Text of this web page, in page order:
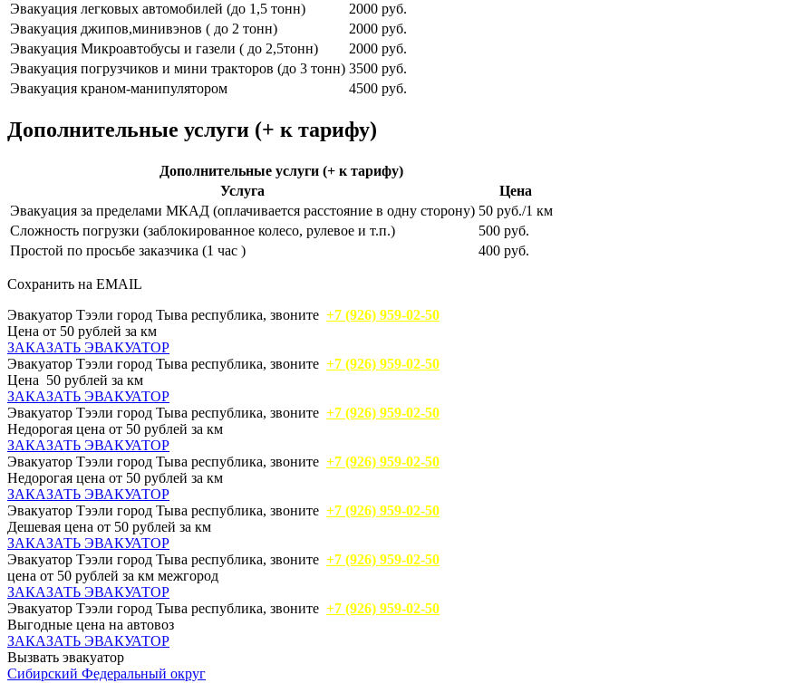
Эвакуация легковых автомобилей (до 1,5 тонн)
2000 руб.
Эвакуация джипов,минивэнов ( до 2 тонн)
2000 руб.
Эвакуация Микроавтобусы и газели ( до 2,5тонн)
2000 руб.
Эвакуация погрузчиков и мини тракторов (до 3 тонн) 3500 руб.
Эвакуация краном-манипулятором
4500 руб.
Дополнительные услуги (+ к тарифу)
Дополнительные услуги (+ к тарифу)
Услуга
Цена
Эвакуация за пределами МКАД (оплачивается расстояние в одну сторону) 50 руб./1 км
Сложность погрузки (заблокированное колесо, рулевое и т.п.)
500 руб.
Простой по просьбе заказчика (1 час )
400 руб.
Сохранить на EMAIL
Эвакуатор Тээли город Тыва республика, звоните +7 (926) 959-02-50
Цена от 50 рублей за км
ЗАКАЗАТЬ ЭВАКУАТОР
Эвакуатор Тээли город Тыва республика, звоните +7 (926) 959-02-50
Цена 50 рублей за км
ЗАКАЗАТЬ ЭВАКУАТОР
Эвакуатор Тээли город Тыва республика, звоните +7 (926) 959-02-50
Недорогая цена от 50 рублей за км
ЗАКАЗАТЬ ЭВАКУАТОР
Эвакуатор Тээли город Тыва республика, звоните +7 (926) 959-02-50
Недорогая цена от 50 рублей за км
ЗАКАЗАТЬ ЭВАКУАТОР
Эвакуатор Тээли город Тыва республика, звоните +7 (926) 959-02-50
Дешевая цена от 50 рублей за км
ЗАКАЗАТЬ ЭВАКУАТОР
Эвакуатор Тээли город Тыва республика, звоните +7 (926) 959-02-50
цена от 50 рублей за км межгород
ЗАКАЗАТЬ ЭВАКУАТОР
Эвакуатор Тээли город Тыва республика, звоните +7 (926) 959-02-50
Выгодные цена на автовоз
ЗАКАЗАТЬ ЭВАКУАТОР
Вызвать эвакуатор
Сибирский Федеральный округ